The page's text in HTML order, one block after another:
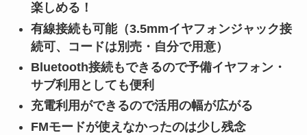
楽しめる！
有線接続も可能（3.5mmイヤフォンジャック接
続可、コードは別売・自分で用意）
Bluetooth接続もできるので予備イヤフォン・
サブ利用としても便利
充電利用ができるので活用の幅が広がる
FMモードが使えなかったのは少し残念